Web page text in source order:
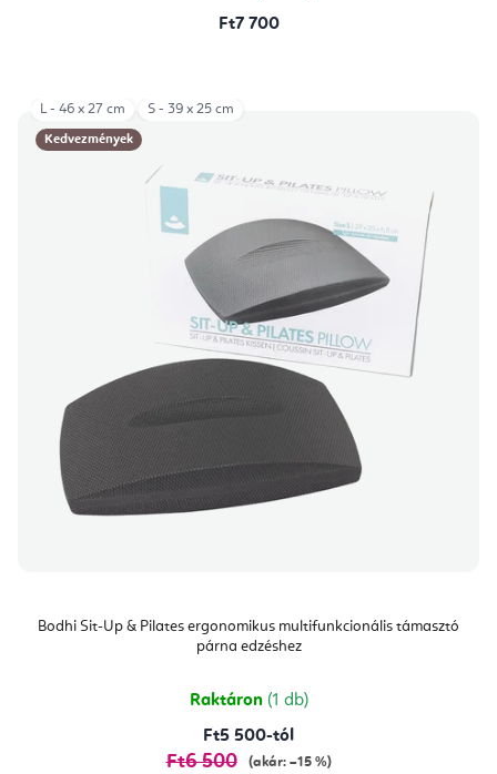
Ft7 700
Kedvezmények
Bodhi Sit-Up & Pilates ergonomikus multifunkcionális támasztó
párna edzéshez
Raktáron (1 db)
Ft5 500-tól
Ft6 500 (akár: –15 %)
L - 46 x 27 cm S - 39 x 25 cm